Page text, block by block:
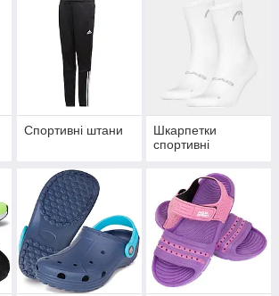
Спортивні штани
Шкарпетки
спортивні